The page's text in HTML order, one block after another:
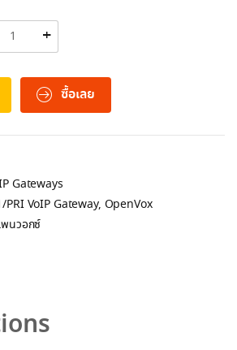
ซื้อเลย
Gateways
PRI VoIP Gateway, OpenVox
พนวอกซ์